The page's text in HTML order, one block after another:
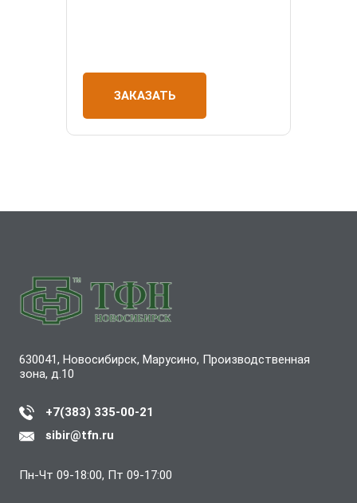
ЗАКАЗАТЬ
630041, Новосибирск, Марусино, Производственная
зона, д.10
+7(383) 335-00-21
sibir@tfn.ru
Пн-Чт 09-18:00, Пт 09-17:00